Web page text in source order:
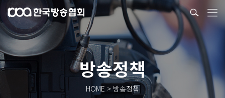
방송정책
HOME > 방송정책